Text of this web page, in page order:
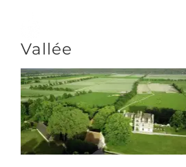
contenu
DÉCOUVRIR
Vallée